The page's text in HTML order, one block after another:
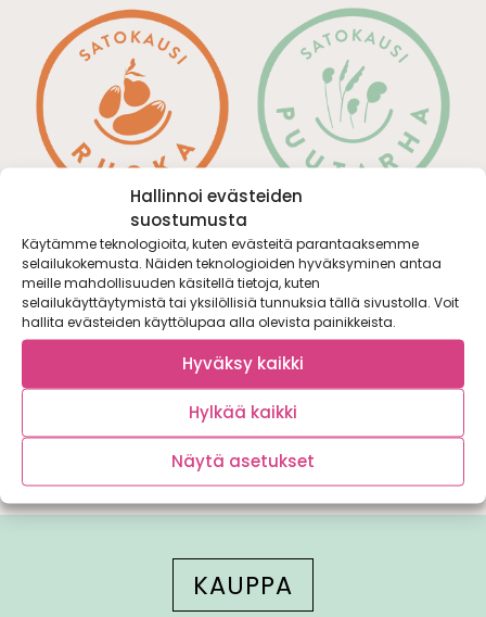
Hallinnoi evästeiden
suostumusta
Käytämme teknologioita, kuten evästeitä parantaaksemme
selailukokemusta. Näiden teknologioiden hyväksyminen antaa
meille mahdollisuuden käsitellä tietoja, kuten
selailukäyttäytymistä tai yksilöllisiä tunnuksia tällä sivustolla. Voit
hallita evästeiden käyttölupaa alla olevista painikkeista.
Hyväksy kaikki
Hylkää kaikki
Näytä asetukset
KAUPPA